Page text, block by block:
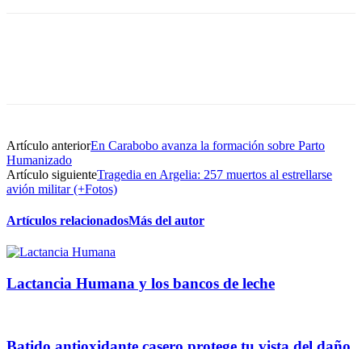
Artículo anteriorEn Carabobo avanza la formación sobre Parto
Humanizado
Artículo siguienteTragedia en Argelia: 257 muertos al estrellarse
avión militar (+Fotos)
Artículos relacionadosMás del autor
Lactancia Humana y los bancos de leche